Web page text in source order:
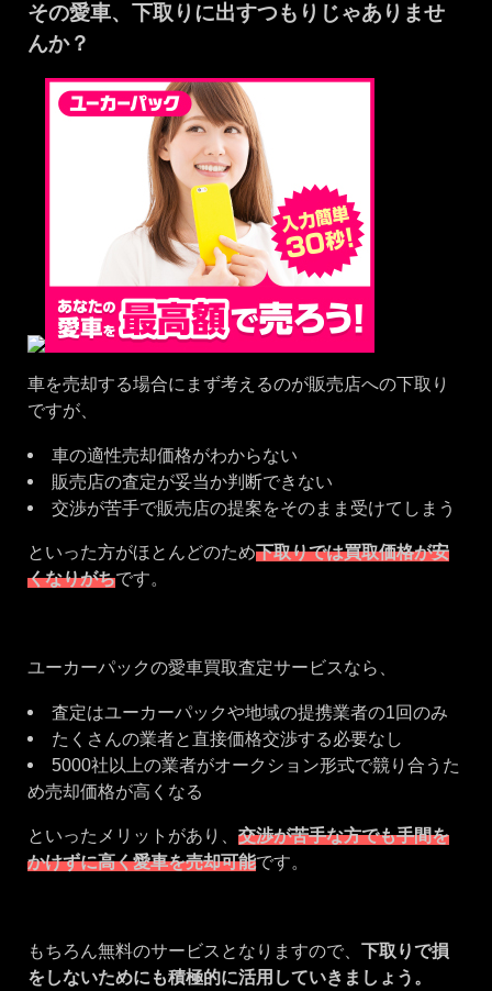
その愛車、下取りに出すつもりじゃありませ
んか？
車を売却する場合にまず考えるのが販売店への下取り
ですが、
車の適性売却価格がわからない
販売店の査定が妥当か判断できない
交渉が苦手で販売店の提案をそのまま受けてしまう
といった方がほとんどのため下取りでは買取価格が安
くなりがちです。
ユーカーパックの愛車買取査定サービスなら、
査定はユーカーパックや地域の提携業者の1回のみ
たくさんの業者と直接価格交渉する必要なし
5000社以上の業者がオークション形式で競り合うた
め売却価格が高くなる
といったメリットがあり、 交渉が苦手な方でも手間を
かけずに高く愛車を売却可能です。
もちろん無料のサービスとなりますので、 下取りで損
をしないためにも積極的に活用していきましょう。